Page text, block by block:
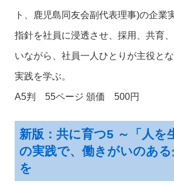
ト、鹿児島同友会副代表理事)の企業
指針を社員に浸透させ、採用、共育
いながら、社員一人ひとりが主役と
実践を学ぶ。
A5判 55ページ 頒価 500円
新版：共に育つ5 ～「人を
の実践で、働きがいのある
を